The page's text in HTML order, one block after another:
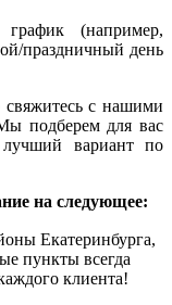
(например,
праздничный день
свяжитесь с нашими
подберем для вас
лучший вариант по
на следующее:
Екатеринбурга,
пункты всегда
клиента!